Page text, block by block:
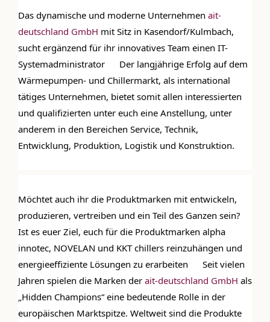
Das dynamische und moderne Unternehmen ait-
deutschland GmbH mit Sitz in Kasendorf/Kulmbach,
sucht ergänzend für ihr innovatives Team einen IT-
Systemadministrator
Der langjährige Erfolg auf dem
Wärmepumpen- und Chillermarkt, als international
tätiges Unternehmen, bietet somit allen interessierten
und qualifizierten unter euch eine Anstellung, unter
anderem in den Bereichen Service, Technik,
Entwicklung, Produktion, Logistik und Konstruktion.
Möchtet auch ihr die Produktmarken mit entwickeln,
produzieren, vertreiben und ein Teil des Ganzen sein?
Ist es euer Ziel, euch für die Produktmarken alpha
innotec, NOVELAN und KKT chillers reinzuhängen und
energieeffiziente Lösungen zu erarbeiten
Seit vielen
Jahren spielen die Marken der ait-deutschland GmbH als
„Hidden Champions“ eine bedeutende Rolle in der
europäischen Marktspitze. Weltweit sind die Produkte